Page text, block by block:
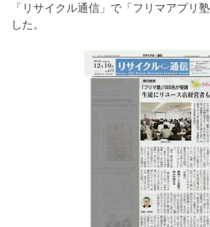
「リサイクル通信」で「フリマアプリ
した。